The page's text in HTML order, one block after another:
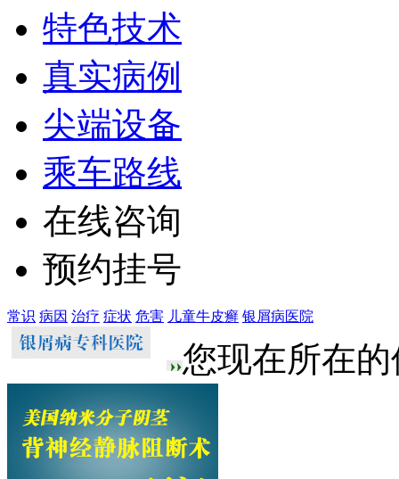
特色技术
真实病例
尖端设备
乘车路线
在线咨询
预约挂号
常识 病因 治疗 症状 危害 儿童牛皮癣 银屑病医院
您现在所在